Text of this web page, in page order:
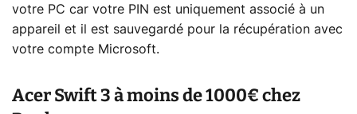
votre PC car votre PIN est uniquement associé à un
appareil et il est sauvegardé pour la récupération avec
votre compte Microsoft.
Acer Swift 3 à moins de 1000€ chez